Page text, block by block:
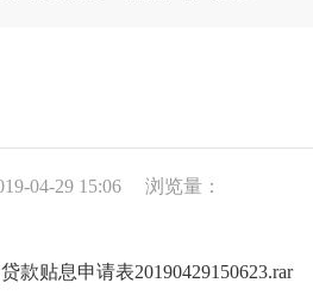
04-29 15:06 浏览量：
款贴息申请表20190429150623.rar